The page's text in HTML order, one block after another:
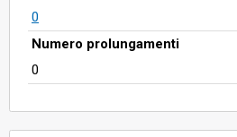
0
Numero prolungamenti
0